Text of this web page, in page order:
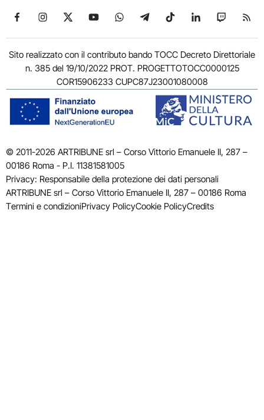
Seguici su Facebook
Seguici su Instagram
Seguici su X
Seguici su YouTube
Seguici su WhatsApp
Seguici su Telegram
Seguici su TikTok
Seguici su
Seguici
Sito realizzato con il contributo bando TOCC Decreto Direttoriale
n. 385 del 19/10/2022 PROT. PROGETTOTOCC0000125
COR15906233 CUPC87J23001080008
© 2011-2026 ARTRIBUNE srl – Corso Vittorio Emanuele II, 287 –
00186 Roma - P.I. 11381581005
Privacy: Responsabile della protezione dei dati personali
ARTRIBUNE srl – Corso Vittorio Emanuele II, 287 – 00186 Roma
Termini e condizioniPrivacy PolicyCookie PolicyCredits